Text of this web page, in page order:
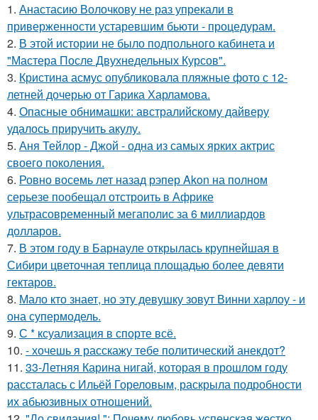
1. Анастасию Волочкову не раз упрекали в
приверженности устаревшим бьюти - процедурам.
2. В этой истории не было подпольного кабинета и
"Мастера После Двухнедельных Курсов".
3. Кристина асмус опубликовала пляжные фото с 12-
летней дочерью от Гарика Харламова.
4. Опасные обнимашки: австралийскому дайверу
удалось приручить акулу.
5. Аня Тейлор - Джой - одна из самых ярких актрис
своего поколения.
6. Ровно восемь лет назад рэпер Akon на полном
серьезе пообещал отстроить в Африке
ультрасовременный мегаполис за 6 миллиардов
долларов.
7. В этом году в Барнауле открылась крупнейшая в
Сибири цветочная теплица площадью более девяти
гектаров.
8. Мало кто знает, но эту девушку зовут Винни харлоу - и
она супермодель.
9. С * ксуализация в спорте всё.
10. - хочешь я расскажу тебе политический анекдот?
11. 33-Летняя Карина нигай, которая в прошлом году
рассталась с Ильёй Гореловым, раскрыла подробности
их абьюзивных отношений.